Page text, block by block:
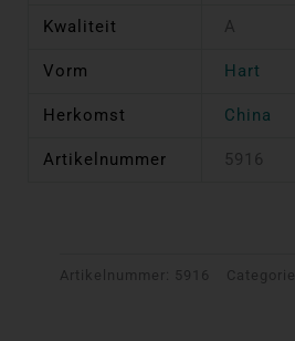
Kwaliteit A
Vorm Hart
Herkomst China
Artikelnummer 5916
Artikelnummer: 5916 Categorie: